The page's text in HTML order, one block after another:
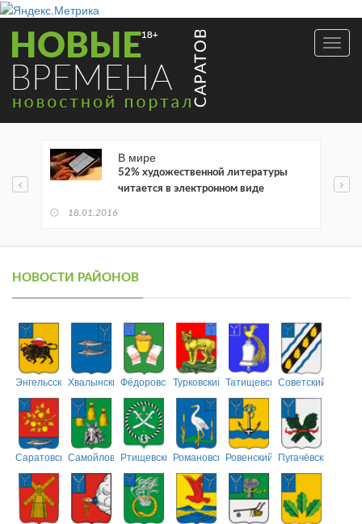
В мире
52% художественной литературы
читается в электронном виде
18.01.2016
НОВОСТИ РАЙОНОВ
ЭнгельсскийХвалынскийФёдоровскийТурковский ТатищевскийСоветский
СаратовскийСамойловскийРтищевскийРомановскийРовенский Пугачёвский